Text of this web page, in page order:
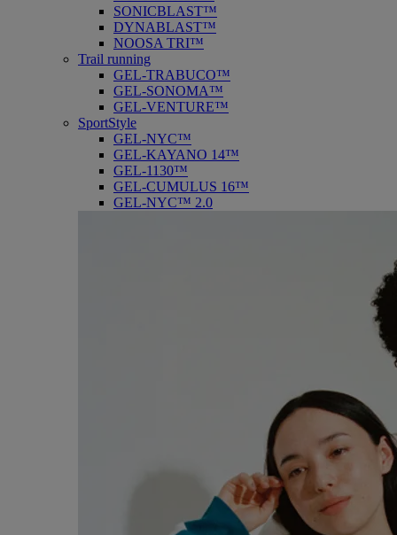
SONICBLAST™
DYNABLAST™
NOOSA TRI™
Trail running
GEL-TRABUCO™
GEL-SONOMA™
GEL-VENTURE™
SportStyle
GEL-NYC™
GEL-KAYANO 14™
GEL-1130™
GEL-CUMULUS 16™
GEL-NYC™ 2.0